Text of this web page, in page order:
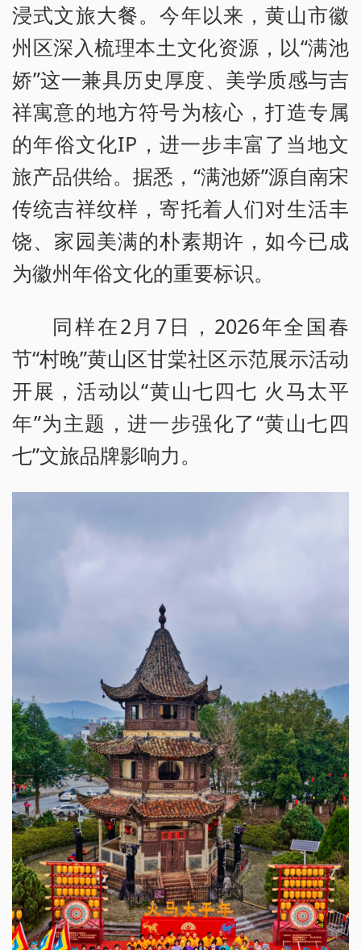
浸式文旅大餐。今年以来，黄山市徽
州区深入梳理本土文化资源，以“满池
娇”这一兼具历史厚度、美学质感与吉
祥寓意的地方符号为核心，打造专属
的年俗文化IP，进一步丰富了当地文
旅产品供给。据悉，“满池娇”源自南宋
传统吉祥纹样，寄托着人们对生活丰
饶、家园美满的朴素期许，如今已成
为徽州年俗文化的重要标识。
同样在2月7日，2026年全国春
节“村晚”黄山区甘棠社区示范展示活动
开展，活动以“黄山七四七 火马太平
年”为主题，进一步强化了“黄山七四
七”文旅品牌影响力。